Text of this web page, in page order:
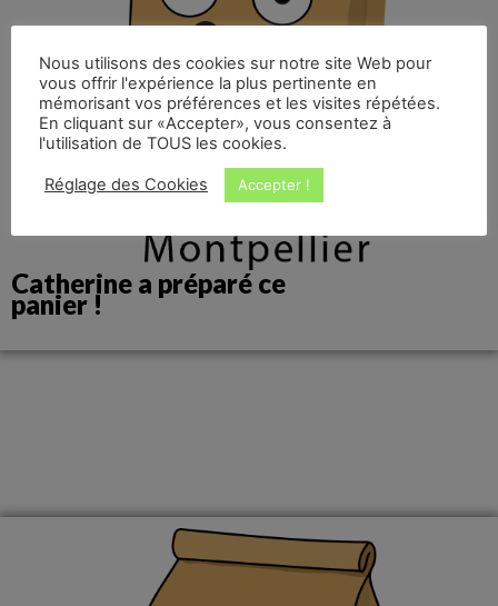
Catherine a préparé ce
panier !
Nous utilisons des cookies sur notre site Web pour
vous offrir l'expérience la plus pertinente en
mémorisant vos préférences et les visites répétées.
En cliquant sur «Accepter», vous consentez à
l'utilisation de TOUS les cookies.
Réglage des Cookies Accepter !